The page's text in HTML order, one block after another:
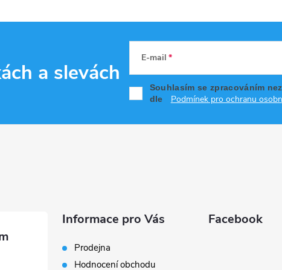
a slevách
E-mail
Souhlasím se zpracováním
dle
Podmínek pro ochranu
Informace pro Vás
Prodejna
Hodnocení obchodu
Facebook